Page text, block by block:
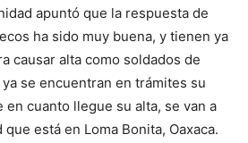
apuntó que la respuesta de
ha sido muy buena, y tienen ya
causar alta como soldados de
se encuentran en trámites su
cuanto llegue su alta, se van a
está en Loma Bonita, Oaxaca.